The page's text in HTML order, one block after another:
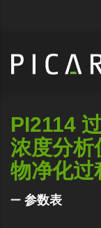
PI2114
浓度分析
物净化过
参数表